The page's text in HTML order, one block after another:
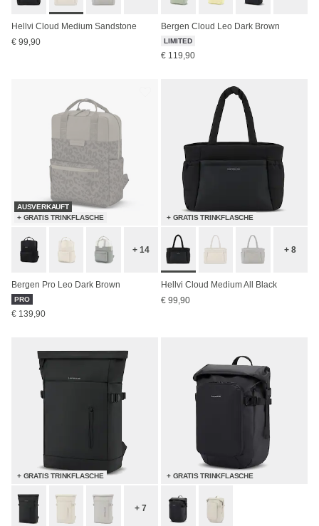
Hellvi Cloud Medium Sandstone
€ 99,90
Bergen Cloud Leo Dark Brown
LIMITED
€ 119,90
AUSVERKAUFT
+ GRATIS TRINKFLASCHE
+ 14
Bergen Pro Leo Dark Brown
PRO
€ 139,90
+ GRATIS TRINKFLASCHE
+ 8
Hellvi Cloud Medium All Black
€ 99,90
+ GRATIS TRINKFLASCHE
+ 7
+ GRATIS TRINKFLASCHE